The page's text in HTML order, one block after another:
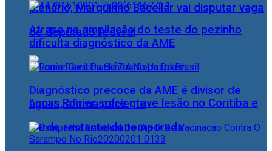
plenário, Marquinho Bacellar vai disputar vaga
de deputado federal
Lucas Ronier sofre grave lesão no Coritiba e
perde restante da temporada
Atraso na ampliação do teste do pezinho
dificulta diagnóstico da AME
Diagnóstico precoce da AME é divisor de
águas, afirma paciente